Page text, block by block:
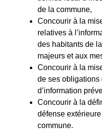
de la commune,
Concourir à la
relatives à
des habitants de
majeurs et aux
Concourir à la
de ses
d’information
Concourir à la
défense
commune.